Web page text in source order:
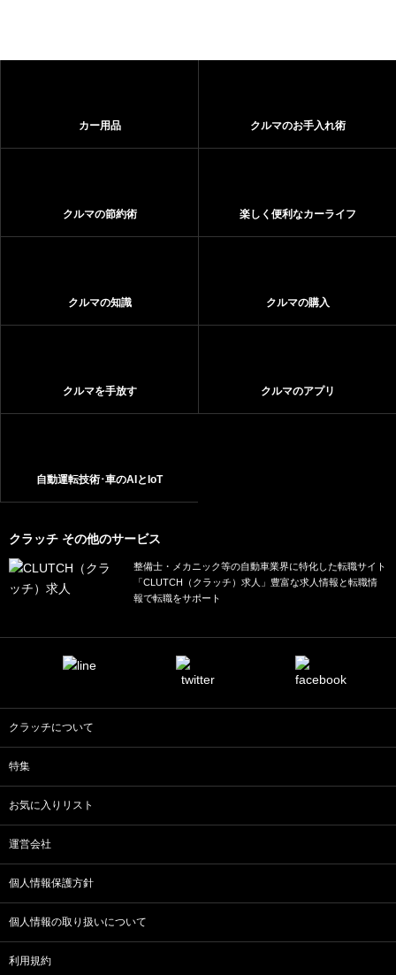
カー用品 クルマのお手入れ術
クルマの節約術 楽しく便利なカーライフ
クルマの知識 クルマの購入
クルマを手放す クルマのアプリ
自動運転技術･車のAIとIoT
クラッチ その他のサービス
整備士・メカニック等の自動車業界に特化した転職サイト
「CLUTCH（クラッチ）求人」豊富な求人情報と転職情
報で転職をサポート
クラッチについて
特集
お気に入りリスト
運営会社
個人情報保護方針
個人情報の取り扱いについて
利用規約